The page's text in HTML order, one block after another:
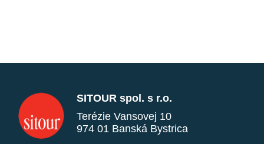
SITOUR spol. s r.o.
Terézie Vansovej 10
974 01 Banská Bystrica